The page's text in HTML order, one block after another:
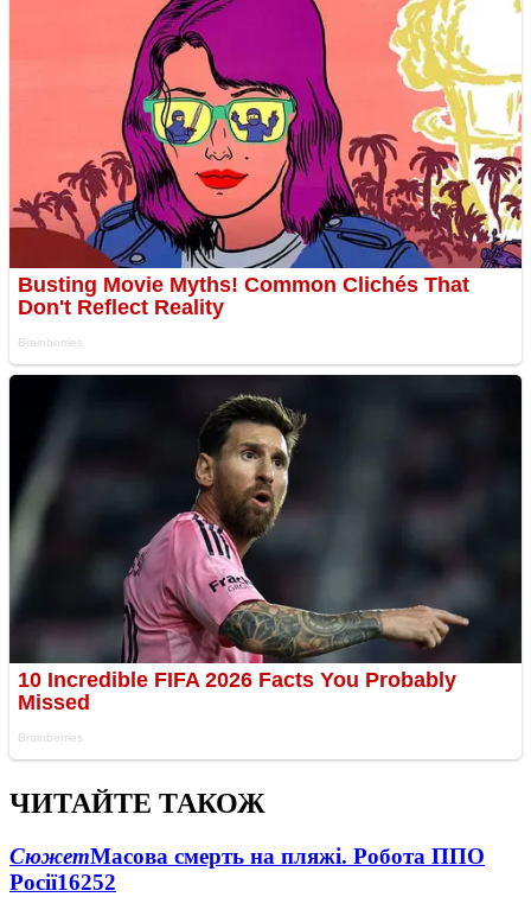
ЧИТАЙТЕ ТАКОЖ
СюжетМасова смерть на пляжі. Робота ППО
Росії16252